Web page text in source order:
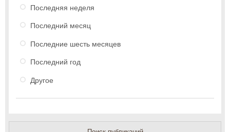
Последняя неделя
Последний месяц
Последние шесть месяцев
Последний год
Другое